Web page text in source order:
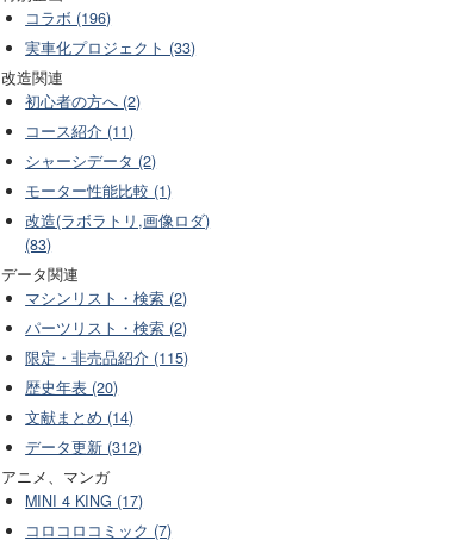
コラボ (196)
実車化プロジェクト (33)
改造関連
初心者の方へ (2)
コース紹介 (11)
シャーシデータ (2)
モーター性能比較 (1)
改造(ラボラトリ,画像ロダ)
(83)
データ関連
マシンリスト・検索 (2)
パーツリスト・検索 (2)
限定・非売品紹介 (115)
歴史年表 (20)
文献まとめ (14)
データ更新 (312)
アニメ、マンガ
MINI 4 KING (17)
コロコロコミック (7)